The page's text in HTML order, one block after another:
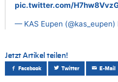
pic.twitter.com/
— KAS Eupen (@kas_eupen)
Jetzt Artikel teilen!
Facebook Twitter E-Mail